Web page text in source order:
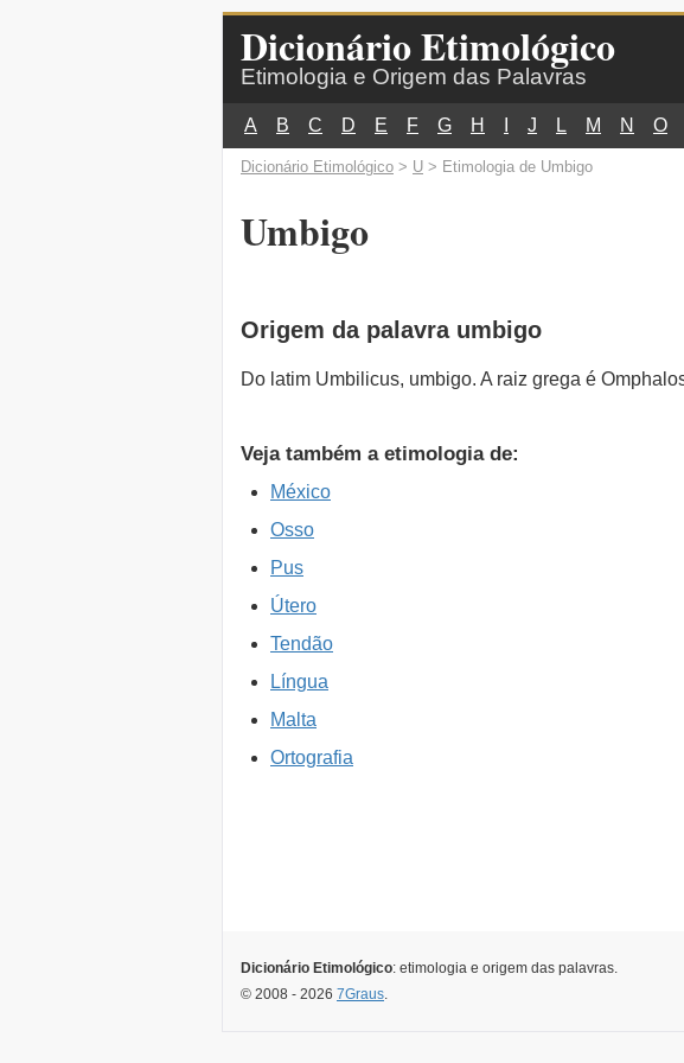
Dicionário Etimológico
Etimologia e Origem das Palavras
A B C D E F G H J L M N O
Dicionário Etimológico > U > Etimologia de Umbigo
Umbigo
Origem da palavra umbigo
Do latim Umbilicus, umbigo. A raiz grega é
Veja também a etimologia de:
México
Osso
Pus
Útero
Tendão
Língua
Malta
Ortografia
Dicionário Etimológico: etimologia e origem das palavras.
© 2008 - 2026 7Graus.